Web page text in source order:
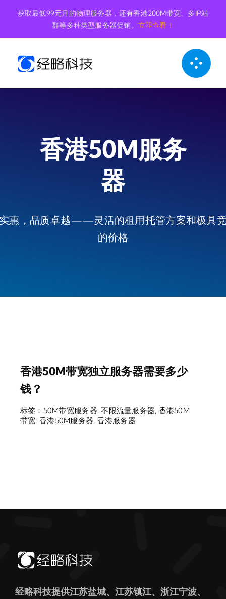
内
获取最低99元月的物理服务器，还有香港200M带宽、多IP站
群等多种类型服务器促销。 立即查看！
香港50M服务
器
惠，品质卓越——灵活的租用托管方案和极具
的价格
香港50M带宽独立服务器需要多少
钱？
标签： 50M带宽服务器,不限流量服务器, 香港50M
带宽, 香港50M服务器, 香港服务器
经略科技提供江苏盐城、江苏镇江、浙江宁波、